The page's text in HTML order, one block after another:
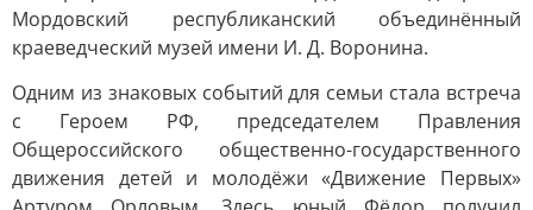
Мордовский республиканский объединённый
краеведческий музей имени И. Д. Воронина.
Одним из знаковых событий для семьи стала встреча
с Героем РФ, председателем Правления
Общероссийского общественно-государственного
движения детей и молодёжи «Движение Первых»